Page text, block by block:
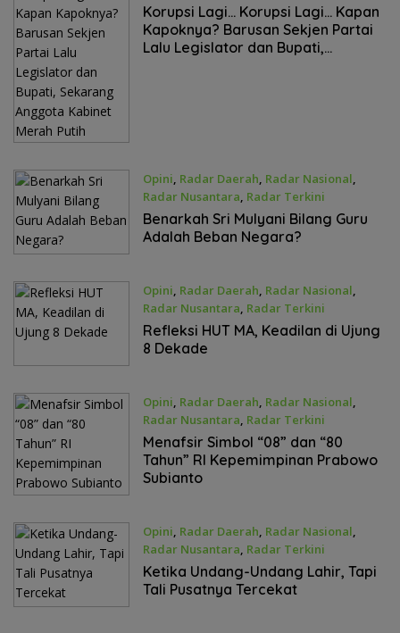
Agustus 21, 2025
Korupsi Lagi… Korupsi Lagi… Kapan
Kapoknya? Barusan Sekjen Partai
Lalu Legislator dan Bupati,
Opini, Radar Daerah, Radar Nasional,
Radar Nusantara, Radar Terkini
Agustus 20, 2025
Benarkah Sri Mulyani Bilang Guru
Adalah Beban Negara?
Opini, Radar Daerah, Radar Nasional,
Radar Nusantara, Radar Terkini
Agustus 19, 2025
Refleksi HUT MA, Keadilan di Ujung
8 Dekade
Opini, Radar Daerah, Radar Nasional,
Radar Nusantara, Radar Terkini
Agustus 14, 2025
Menafsir Simbol “08” dan “80
Tahun” RI Kepemimpinan Prabowo
Subianto
Opini, Radar Daerah, Radar Nasional,
Radar Nusantara, Radar Terkini
Juli 5, 2025
Ketika Undang-Undang Lahir, Tapi
Tali Pusatnya Tercekat